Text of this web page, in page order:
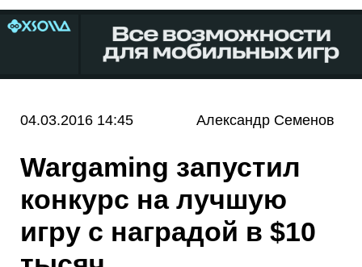
04.03.2016 14:45 Александр Семенов
Wargaming запустил
конкурс на лучшую
игру с наградой в $10